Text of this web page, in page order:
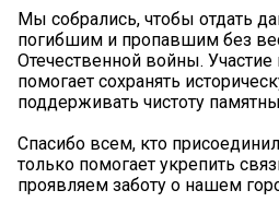
Мы собрались, чтобы отдать
погибшим и пропавшим без
Отечественной войны. Участие
помогает сохранять
поддерживать чистоту
Спасибо всем, кто
только помогает укрепить
проявляем заботу о нашем